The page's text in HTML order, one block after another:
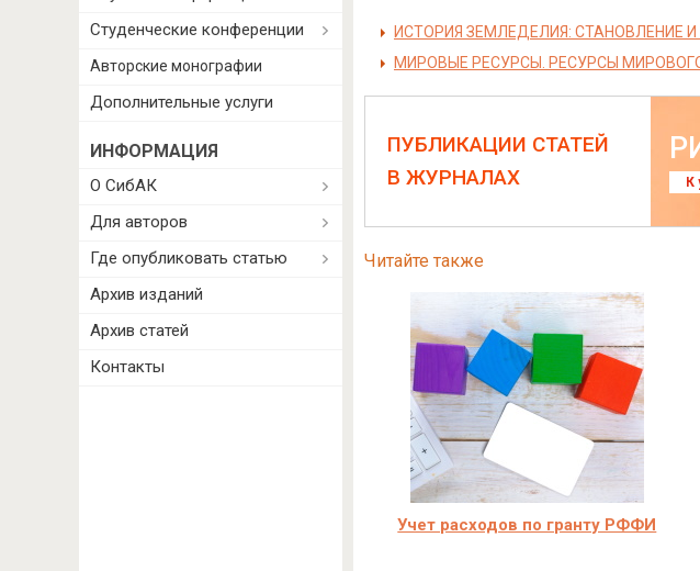
ИСТОРИЯ ЗЕМЛЕДЕЛИЯ: СТАНОВЛЕНИЕ И
МИРОВЫЕ РЕСУРСЫ. РЕСУРСЫ
ПУБЛИКАЦИИ СТАТЕЙ
В ЖУРНАЛАХ
К
Читайте также
Учет расходов по гранту РФФИ
Студенческие конференции
Авторские монографии
Дополнительные услуги
ИНФОРМАЦИЯ
О СибАК
Для авторов
Где опубликовать статью
Архив изданий
Архив статей
Контакты